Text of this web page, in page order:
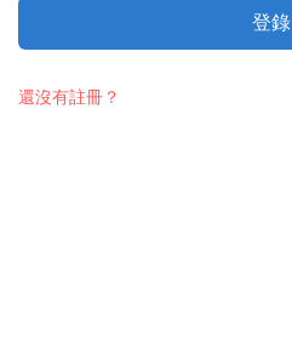
登錄
還沒有註冊？